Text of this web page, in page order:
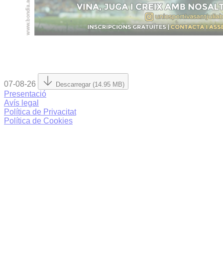
07-08-26 Descarregar (14.95 MB)
Presentació
Avís legal
Política de Privacitat
Política de Cookies